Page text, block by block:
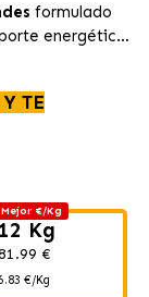
formulado
energético
el
TE
Mejor €/Kg
12 Kg
€
€/Kg